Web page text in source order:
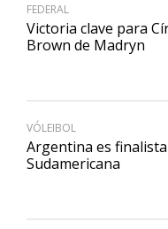
FEDERAL
Victoria clave para
Brown de Madryn
VÓLEIBOL
Argentina es
Sudamericana